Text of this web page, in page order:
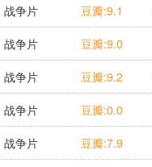
战争片 豆瓣:9.1
战争片 豆瓣:9.0
战争片 豆瓣:9.2
战争片 豆瓣:0.0
战争片 豆瓣:7.9